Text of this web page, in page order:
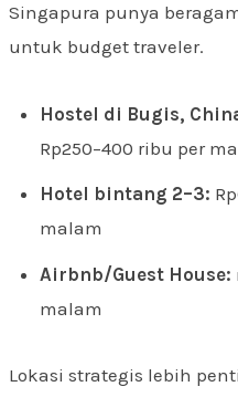
Singapura punya
untuk budget traveler.
Hostel di Bugis,
Rp250–400 ribu per
Hotel bintang 2–3:
malam
Airbnb/Guest House:
malam
Lokasi strategis lebih